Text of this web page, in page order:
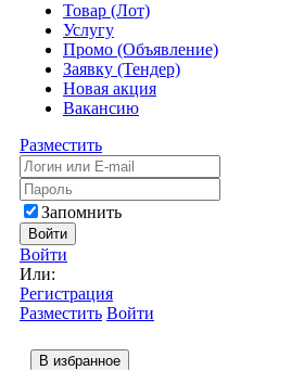
Товар (Лот)
Услугу
Промо (Объявление)
Заявку (Тендер)
Новая акция
Вакансию
Разместить
Запомнить
Войти
Войти
Или:
Регистрация
Разместить Войти
В избранное